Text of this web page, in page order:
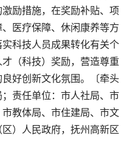
励措施，在奖励补贴、项
医疗保障、休闲康养等方
科技人员成果转化有关个
（科技）奖励，营造尊重
好创新文化氛围。〔牵头
责任单位：市人社局、市
教体局、市住建局、市文
）人民政府，抚州高新区